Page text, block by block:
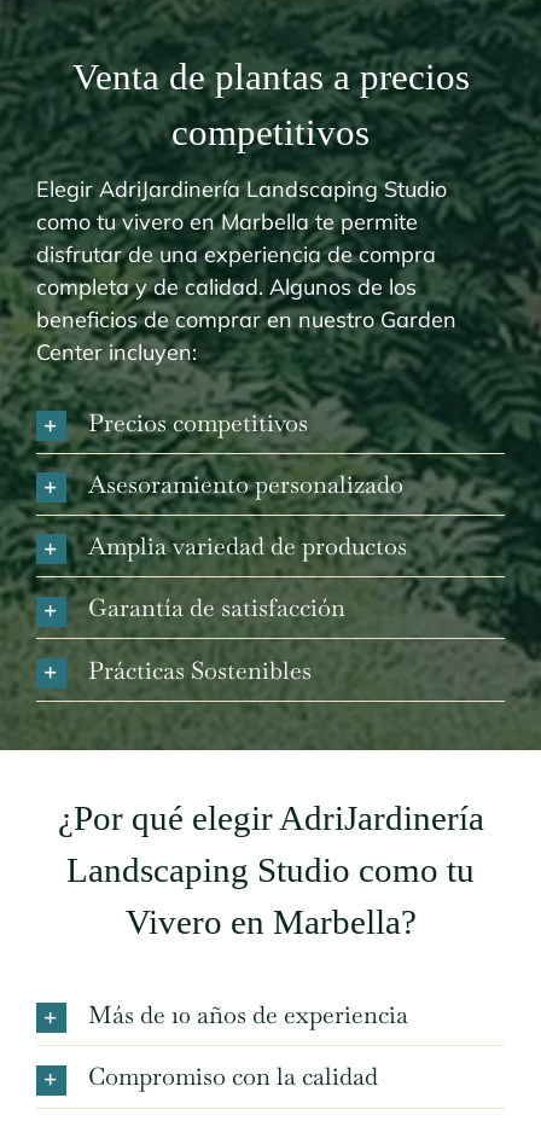
Venta de plantas a precios
competitivos
Elegir AdriJardinería Landscaping Studio
como tu vivero en Marbella te permite
disfrutar de una experiencia de compra
completa y de calidad. Algunos de los
beneficios de comprar en nuestro Garden
Center incluyen:
Precios competitivos
Asesoramiento personalizado
Amplia variedad de productos
Garantía de satisfacción
Prácticas Sostenibles
¿Por qué elegir AdriJardinería
Landscaping Studio como tu
Vivero en Marbella?
Más de 10 años de experiencia
Compromiso con la calidad